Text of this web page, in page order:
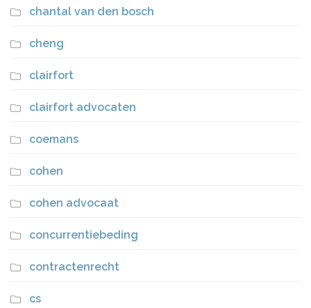
chantal van den bosch
cheng
clairfort
clairfort advocaten
coemans
cohen
cohen advocaat
concurrentiebeding
contractenrecht
cs